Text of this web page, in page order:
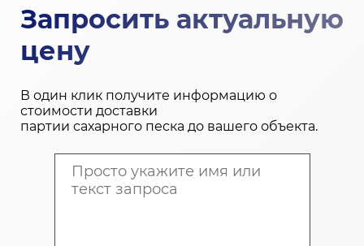
Запросить актуальную
цену
В один клик получите информацию о
стоимости доставки
партии сахарного песка до вашего объекта.